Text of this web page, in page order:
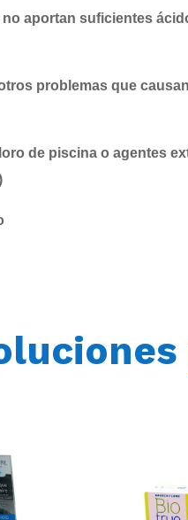
no aportan suficientes
problemas que
de piscina o agentes